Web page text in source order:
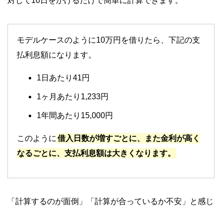
モデルケースのように10万円を借りたら、下記の支
払利息額になります。
1日あたり41円
1ヶ月あたり1,233円
1年間あたり15,000円
このように借入日数が増すごとに、また金利が高く
なるごとに、支払利息額は大きくなります。
「計算するのが面倒」「計算が合っているか不安」と感じ